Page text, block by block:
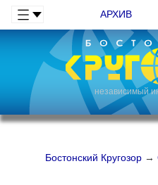
АРХИВ
независимый
Бостонский Кругозор →